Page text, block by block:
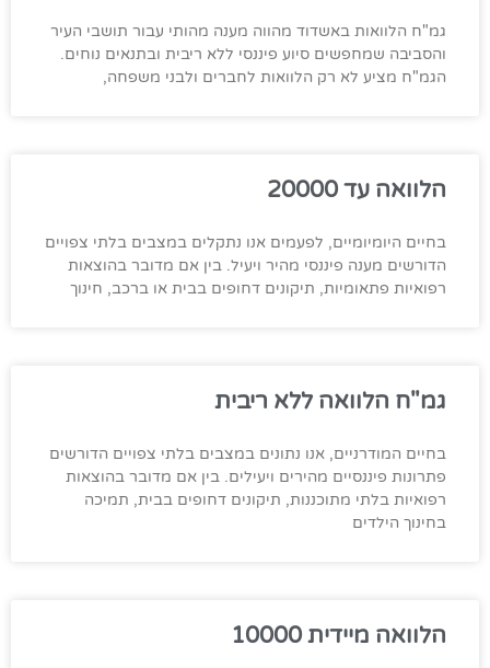
גמ"ח הלוואות באשדוד מהווה מענה מהותי עבור תושבי העיר
והסביבה שמחפשים סיוע פיננסי ללא ריבית ובתנאים נוחים.
הגמ"ח מציע לא רק הלוואות לחברים ולבני משפחה,
הלוואה עד 20000
בחיים היומיומיים, לפעמים אנו נתקלים במצבים בלתי צפויים
הדורשים מענה פיננסי מהיר ויעיל. בין אם מדובר בהוצאות
רפואיות פתאומיות, תיקונים דחופים בבית או ברכב, חינוך
גמ"ח הלוואה ללא ריבית
בחיים המודרניים, אנו נתונים במצבים בלתי צפויים הדורשים
פתרונות פיננסיים מהירים ויעילים. בין אם מדובר בהוצאות
רפואיות בלתי מתוכננות, תיקונים דחופים בבית, תמיכה
בחינוך הילדים
הלוואה מיידית 10000